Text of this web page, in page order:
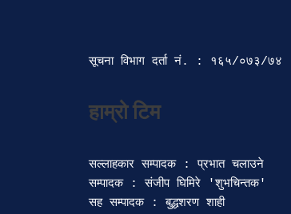
सूचना विभाग दर्ता‍ नं. : १६५/०७३/७४
हाम्रो टिम
सल्लाहकार सम्पादक : प्रभात चलाउने
सम्पादक : संजीप घिमिरे 'शुभचिन्तक'
सह सम्पादक : बुद्धशरण शाही